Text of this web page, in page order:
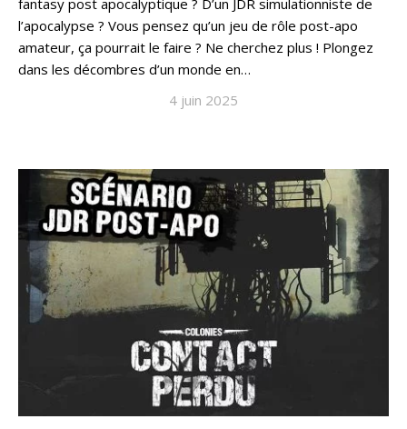
fantasy post apocalyptique ? D’un JDR simulationniste de
l’apocalypse ? Vous pensez qu’un jeu de rôle post-apo
amateur, ça pourrait le faire ? Ne cherchez plus ! Plongez
dans les décombres d’un monde en…
4 juin 2025